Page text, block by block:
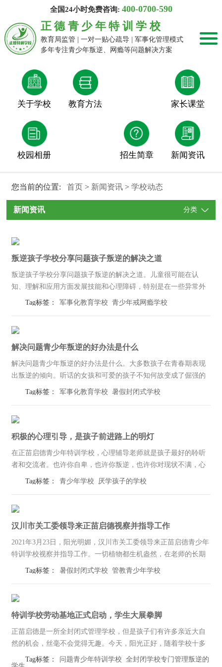
全国24小时免费咨询: 400-0700-590
正德青少年特训学校
教育局监管 | 一对一贴心疏导 | 军事化管理模式
多年专注青少年叛逆、网瘾等问题解决方案
关于学校 教育方法 家长课堂
校园相册 招生简章 新闻资讯
您当前的位置:首页 > 新闻资讯 >学校动态
新闻资讯 分类
叛逆孩子学校分享问题孩子叛逆的解决之道
叛逆孩子学校分享问题孩子叛逆的解决之道。儿童很可能在认
知、理解和应用方面发展技能和心理障碍，特别是在一些异常外
部因素的影响下，并且没有适当的指导。这些因素往往会刺激他
Tag标签： 军事化教育学校 青少年戒网瘾学校
解决问题青少年叛逆的好办法是什么
解决问题青少年叛逆的好办法是什么。大多数孩子在青春期表现
出叛逆的倾向。听话的女孩和可爱的孩子不知何故变成了倔强的
驴子，它们会走来走去。叛逆的心理经常让孩子像带刺的刺猬，
Tag标签： 军事化教育学校 暑假封闭式学校
积极的心理引导，是孩子前进路上的明灯
在正苗启德青少年特训学校，心理辅导老师就是孩子最好的聆听
者和交流者。也许你自卑，也许你叛逆，也许你对现状不满，心
理老师永远会耐心地听着你的问题，辅导你，帮助你在迷茫的情
Tag标签： 青少年学校 厌学孩子的学校
汉川市关工委领导来正苗启德视察并指导工作
2021年3月23日，阳光明媚，汉川市关工委领导来正苗启德青少年
特训学校视察并指导工作。一切植物都生机盎然，在老师的长期
打理下井井有条，老师们用心的付出，只为了给孩子们创造一个
Tag标签： 暑假封闭式学校 管教青少年学校
特训学校劳动基地正式启动，学生大展拳脚
正苗启德是一所全封闭式管理学校，但是孩子们有许多亲近大自
然的机会，丝毫不会觉得无趣。今天，阳光正好，随着学校十多
亩的劳动教育基地正式启用，孩子们纷纷撸起胳膊、戴上手套，
Tag标签： 问题青少年特训学校 全封闭学校专门管理叛逆的